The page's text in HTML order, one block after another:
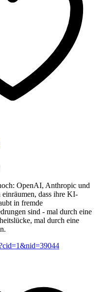
OpenAI, Anthropic und
einräumen, dass ihre KI-
in fremde
sind - mal durch eine
mal durch eine